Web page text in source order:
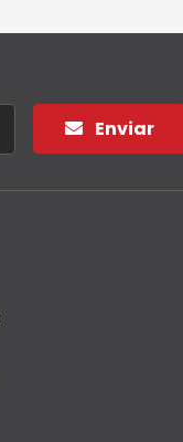
Enviar